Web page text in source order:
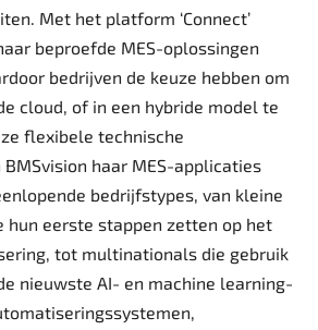
Met het platform ‘Connect’
beproefde MES-oplossingen
bedrijven de keuze hebben om
cloud, of in een hybride model te
flexibele technische
haar MES-applicaties
bedrijfstypes, van kleine
hun eerste stappen zetten op het
tot multinationals die gebruik
nieuwste AI- en machine learning-